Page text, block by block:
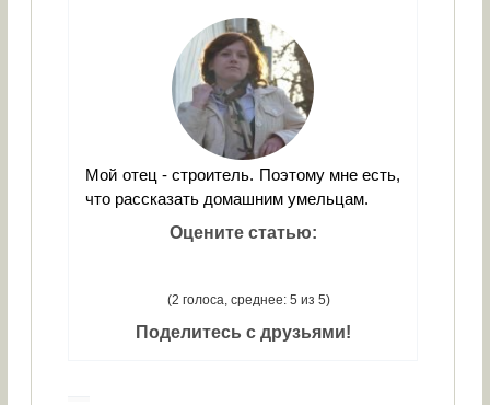
Мой отец - строитель. Поэтому мне есть,
что рассказать домашним умельцам.
Оцените статью:
(2 голоса, среднее: 5 из 5)
Поделитесь с друзьями!